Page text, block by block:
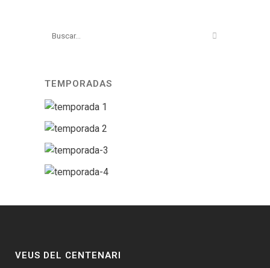
TEMPORADAS
VEUS DEL CENTENARI